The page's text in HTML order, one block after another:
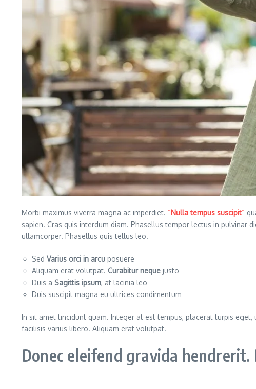
Morbi maximus viverra magna ac imperdiet. “Nulla tempus suscipit“
sapien. Cras quis interdum diam. Phasellus tempor lectus in pulvinar
ullamcorper. Phasellus quis tellus leo.
Sed Varius orci in arcu posuere
Aliquam erat volutpat. Curabitur neque justo
Duis a Sagittis ipsum, at lacinia leo
Duis suscipit magna eu ultrices condimentum
In sit amet tincidunt quam. Integer at est tempus, placerat turpis
facilisis varius libero. Aliquam erat volutpat.
Donec eleifend gravida hendrerit.